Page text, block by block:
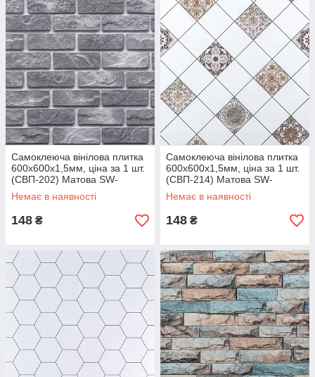
Самоклеюча вінілова плитка
600х600х1,5мм, ціна за 1 шт.
(СВП-202) Матова SW-
00000509
Немає в наявності
148 ₴
Самоклеюча вінілова плитка
600х600х1,5мм, ціна за 1 шт.
(СВП-214) Матова SW-
00000878
Немає в наявності
148 ₴